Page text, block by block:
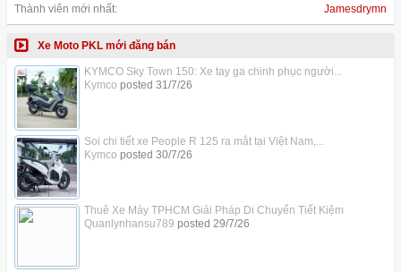
Thành viên mới nhất:
Jamesdrymn
Xe Moto PKL mới đăng bán
KYMCO Sky Town 150: Xe tay ga chinh phục người...
Kymco posted 31/7/26
Soi chi tiết xe People R 125 ra mắt tại Việt Nam,...
Kymco posted 30/7/26
Thuê Xe Máy TPHCM Giải Pháp Di Chuyển Tiết Kiệm
Quanlynhansu789 posted 29/7/26